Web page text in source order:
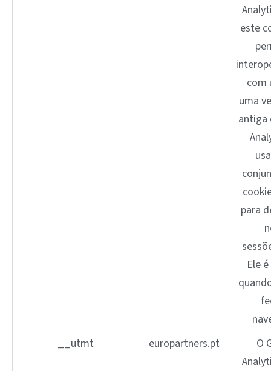
este
com
uma
antiga
para
Ele
__utmt
europartners.pt
O